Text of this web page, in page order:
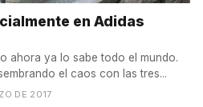
en Adidas
ahora ya lo sabe todo el mundo.
el caos con las tres...
DE 2017